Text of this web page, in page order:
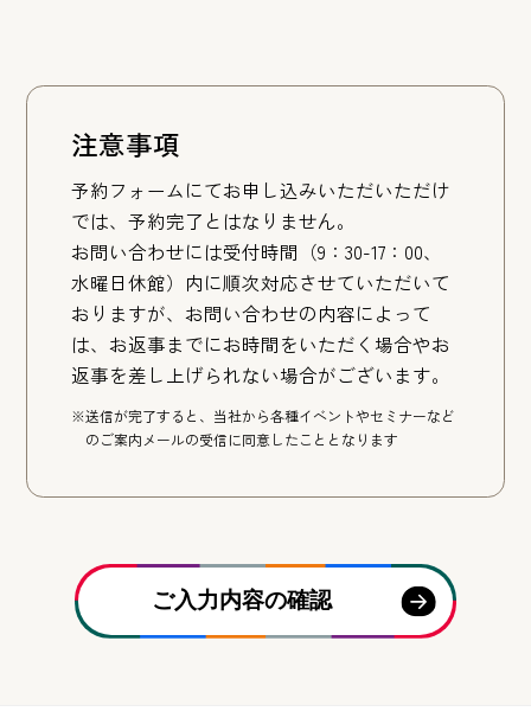
注意事項
予約フォームにてお申し込みいただいただけ
では、予約完了とはなりません。
お問い合わせには受付時間（9：30-17：00、
水曜日休館）内に順次対応させていただいて
おりますが、お問い合わせの内容によって
は、お返事までにお時間をいただく場合やお
返事を差し上げられない場合がございます。
※送信が完了すると、当社から各種イベントやセミナーなど
のご案内メールの受信に同意したこととなります
ご入力内容の確認